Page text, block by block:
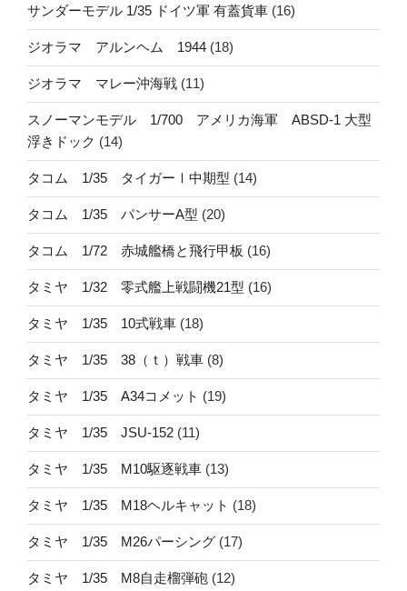
サンダーモデル 1/35 ドイツ軍 有蓋貨車 (16)
ジオラマ アルンヘム 1944 (18)
ジオラマ マレー沖海戦 (11)
スノーマンモデル 1/700 アメリカ海軍 ABSD-1 大型
浮きドック (14)
タコム 1/35 タイガーⅠ中期型 (14)
タコム 1/35 パンサーA型 (20)
タコム 1/72 赤城艦橋と飛行甲板 (16)
タミヤ 1/32 零式艦上戦闘機21型 (16)
タミヤ 1/35 10式戦車 (18)
タミヤ 1/35 38（ｔ）戦車 (8)
タミヤ 1/35 A34コメット (19)
タミヤ 1/35 JSU-152 (11)
タミヤ 1/35 M10駆逐戦車 (13)
タミヤ 1/35 M18ヘルキャット (18)
タミヤ 1/35 M26パーシング (17)
タミヤ 1/35 M8自走榴弾砲 (12)